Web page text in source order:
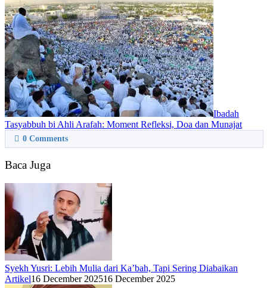
Ibadah
Tasyabbuh bi Ahli Arafah: Moment Refleksi, Doa dan Munajat
0 Comments
Baca Juga
Syekh Yusri: Lebih Mulia dari Ka’bah, Tapi Sering Diabaikan
Artikel16 December 202516 December 2025